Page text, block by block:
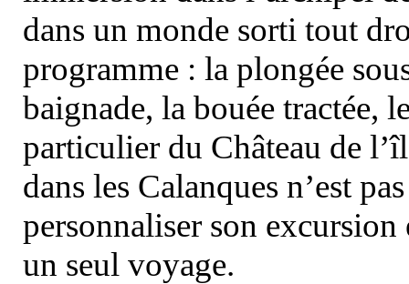
dans un monde sorti tout
programme : la plongée
baignade, la bouée tractée,
particulier du Château de
dans les Calanques n’est
personnaliser son
un seul voyage.